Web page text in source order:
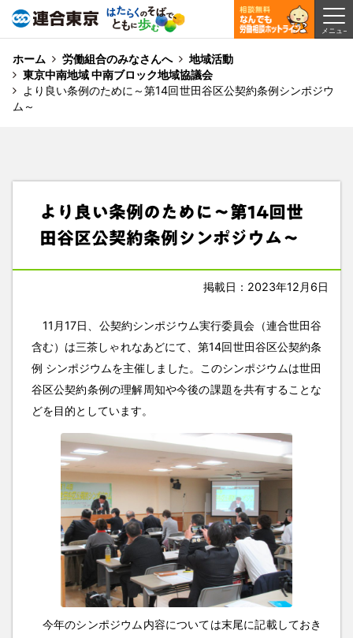
ホーム 労働組合のみなさんへ
地域活動
東京中南地域 中南ブロック地域協議会
より良い条例のために～第14回世田谷区公契約条例シンポジウ
ム～
より良い条例のために～第14回世
田谷区公契約条例シンポジウム～
掲載日：2023年12月6日
11月17日、公契約シンポジウム実行委員会（連合世田谷
含む）は三茶しゃれなあどにて、第14回世田谷区公契約条
例 シンポジウムを主催しました。このシンポジウムは世田
谷区公契約条例の理解周知や今後の課題を共有することな
どを目的としています。
今年のシンポジウム内容については末尾に記載しておき